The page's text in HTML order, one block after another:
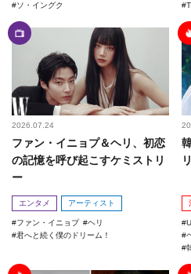
ソ・イングク
2026.07.24
ファン・イニョプ＆ヘリ、初恋
の記憶を呼び起こすケミストリ
ー
エンタメ アーティスト
ファン・イニョプ
ヘリ
君へと続く僕のドリーム！